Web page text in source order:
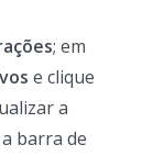
; em
e clique
a
barra de